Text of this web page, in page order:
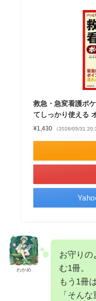
救急・急変看護ポ
てしっかり使える
¥1,430 （2026/05/31
わかめ
お守りの
む1冊。
もう1冊
「そん